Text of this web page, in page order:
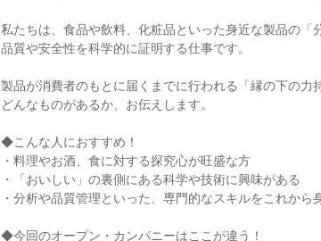
私たちは、食品や飲料、化粧品といった身近な製品の「
品質や安全性を科学的に証明する仕事です。
製品が消費者のもとに届くまでに行われる「縁の下の力
どんなものがあるか、お伝えします。
◆こんな人におすすめ！
・料理やお酒、食に対する探究心が旺盛な方
・「おいしい」の裏側にある科学や技術に興味がある
・分析や品質管理といった、専門的なスキルをこれから
◆今回のオープン・カンパニーはここが違う！